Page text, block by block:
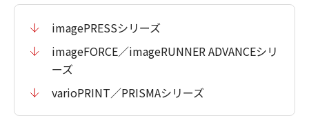
imagePRESSシリーズ
imageFORCE／imageRUNNER ADVANCEシリ
ーズ
varioPRINT／PRISMAシリーズ